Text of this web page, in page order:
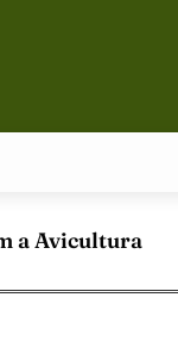
a Avicultura